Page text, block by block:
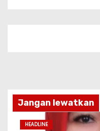
Jangan lewatkan
HEADLINE